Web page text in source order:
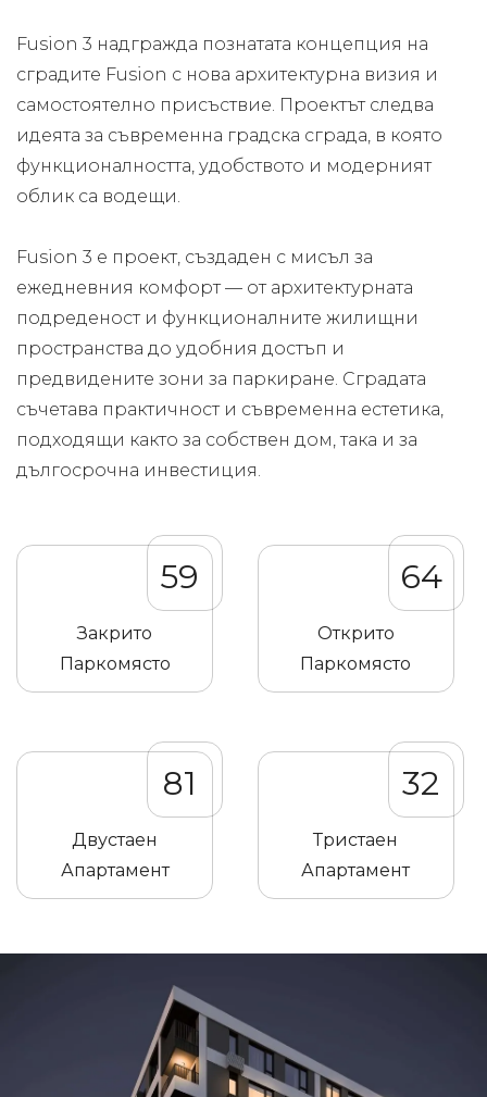
Fusion 3 надгражда познатата концепция на
сградите Fusion с нова архитектурна визия и
самостоятелно присъствие. Проектът следва
идеята за съвременна градска сграда, в която
функционалността, удобството и модерният
облик са водещи.
Fusion 3 е проект, създаден с мисъл за
ежедневния комфорт — от архитектурната
подреденост и функционалните жилищни
пространства до удобния достъп и
предвидените зони за паркиране. Сградата
съчетава практичност и съвременна естетика,
подходящи както за собствен дом, така и за
дългосрочна инвестиция.
59
Закрито
Паркомясто
64
Открито
Паркомясто
81
Двустаен
Апартамент
32
Тристаен
Апартамент